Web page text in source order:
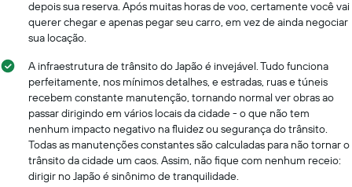
depois sua reserva. Após muitas horas de voo, certamente você vai
querer chegar e apenas pegar seu carro, em vez de ainda negociar
sua locação.
A infraestrutura de trânsito do Japão é invejável. Tudo funciona
perfeitamente, nos mínimos detalhes, e estradas, ruas e túneis
recebem constante manutenção, tornando normal ver obras ao
passar dirigindo em vários locais da cidade - o que não tem
nenhum impacto negativo na fluidez ou segurança do trânsito.
Todas as manutenções constantes são calculadas para não tornar o
trânsito da cidade um caos. Assim, não fique com nenhum receio:
dirigir no Japão é sinônimo de tranquilidade.